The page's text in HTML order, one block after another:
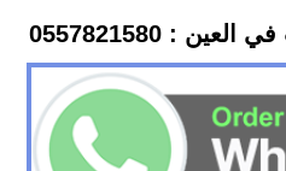
: 0557821580